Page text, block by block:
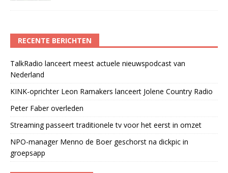
RECENTE BERICHTEN
TalkRadio lanceert meest actuele nieuwspodcast van
Nederland
KINK-oprichter Leon Ramakers lanceert Jolene Country Radio
Peter Faber overleden
Streaming passeert traditionele tv voor het eerst in omzet
NPO-manager Menno de Boer geschorst na dickpic in
groepsapp